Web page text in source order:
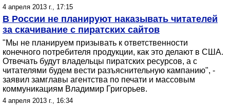
4 апреля 2013 г., 17:15
В России не планируют наказывать читателей
за скачивание с пиратских сайтов
"Мы не планируем призывать к ответственности
конечного потребителя продукции, как это делают в США.
Отвечать будут владельцы пиратских ресурсов, а с
читателями будем вести разъяснительную кампанию", -
заявил замглавы агентства по печати и массовым
коммуникациям Владимир Григорьев.
4 апреля 2013 г., 16:34